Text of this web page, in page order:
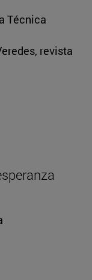
Técnica
revista